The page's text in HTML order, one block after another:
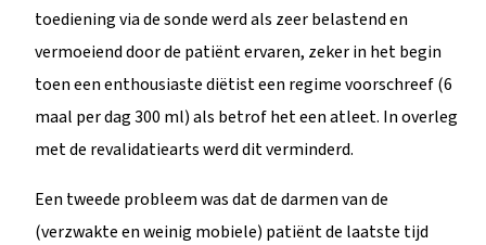
toediening via de sonde werd als zeer belastend en
vermoeiend door de patiënt ervaren, zeker in het begin
toen een enthousiaste diëtist een regime voorschreef (6
maal per dag 300 ml) als betrof het een atleet. In overleg
met de revalidatiearts werd dit verminderd.
Een tweede probleem was dat de darmen van de
(verzwakte en weinig mobiele) patiënt de laatste tijd